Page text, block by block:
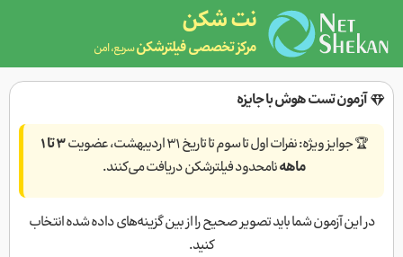
نت شکن
مرکز تخصصی فیلترشکنسریع، امن
آزمون تست هوش با جایزه
🏆جوایز ویژه:نفرات اول تا سوم تا تاریخ ۳۱ اردیبهشت، عضویت
۳ تا ۱
ماههنامحدود فیلترشکن دریافت می‌کنند.
در این آزمون شما باید تصویر صحیح را از بین گزینه‌های داده شده انتخاب
کنید.